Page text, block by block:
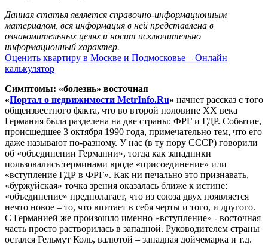
Данная статья является справочно-информационным
материалом, вся информация в ней представлена в
ознакомительных целях и носит исключительно
информационный характер.
Оценить квартиру в Москве и Подмосковье – Онлайн
калькулятор
Симптомы: «болезнь» восточная
«Портал о недвижимости MetrInfo.Ru» начнет рассказ с того
общеизвестного факта, что во второй половине ХХ века
Германия была разделена на две страны: ФРГ и ГДР. Событие,
происшедшее 3 октября 1990 года, примечательно тем, что его
даже называют по-разному. У нас (в ту пору СССР) говорили
об «объединении Германии», тогда как западники
пользовались терминами вроде «присоединение» или
«вступление ГДР в ФРГ». Как ни печально это признавать,
«буржуйская» точка зрения оказалась ближе к истине:
«объединение» предполагает, что из союза двух появляется
нечто новое – то, что впитает в себя черты и того, и другого.
С Германией же произошло именно «вступление» - восточная
часть просто растворилась в западной. Руководителем страны
остался Гельмут Коль, валютой – западная дойчемарка и т.д.